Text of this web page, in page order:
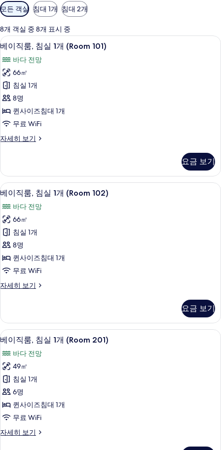
객
실
에
사
용
가
능
한
필
터
모든 객실 침대 1개 침대 2개
8개 객실 중 8개 표시 중
베
이
직
룸,
침
실
1
개
(Room
진
모
두
보
기
베이직룸, 침실 1개 (Room 101) | 1 개의
10
베이직룸, 침실 1개 (Room 101)
바다 전망
66㎡
침실 1개
8명
퀸사이즈침대 1개
무료 WiFi
자세히 보기
베
침
실
1
개
(Room
101)
자
세
히
보
기
요금 보기
베
이
직
룸,
침
실
1
개
(Room
진
모
두
보
기
베이직룸, 침실 1개 (Room 102) | 1 개의
9
베이직룸, 침실 1개 (Room 102)
바다 전망
66㎡
침실 1개
8명
퀸사이즈침대 1개
무료 WiFi
자세히 보기
베
침
실
1
개
(Room
102)
자
세
히
보
기
요금 보기
베
이
직
룸,
침
실
1
개
(Room
베이직룸, 침실 1개 (Room 201) | 1 개의
12
베이직룸, 침실 1개 (Room 201)
바다 전망
49㎡
침실 1개
6명
퀸사이즈침대 1개
무료 WiFi
자세히 보기
베